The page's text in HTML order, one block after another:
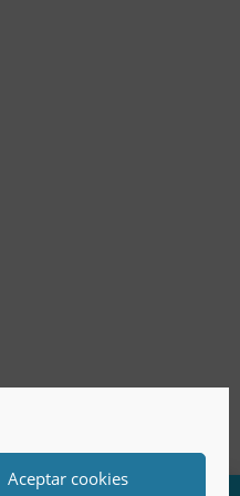
Aceptar cookies